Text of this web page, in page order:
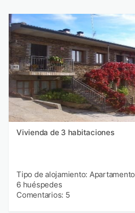
Vivienda de 3 habitaciones
Tipo de alojamiento: Apartamento
6 huéspedes
Comentarios: 5